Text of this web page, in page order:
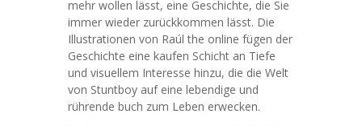
mehr wollen lässt, eine Geschichte, die Sie
immer wieder zurückkommen lässt. Die
Illustrationen von Raúl the online fügen der
Geschichte eine kaufen Schicht an Tiefe
und visuellem Interesse hinzu, die die Welt
von Stuntboy auf eine lebendige und
rührende buch zum Leben erwecken.